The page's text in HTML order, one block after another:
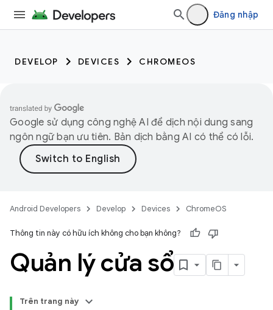
Đăng nhập
DEVELOP DEVICES CHROMEOS
Google sử dụng công nghệ AI để dịch nội dung sang
ngôn ngữ bạn ưu tiên. Bản dịch bằng AI có thể có lỗi.
Android Developers Develop Devices ChromeOS
Thông tin này có hữu ích không cho bạn không?
Quản lý cửa sổ
Trên trang này